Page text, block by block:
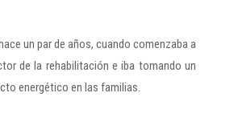
un par de años, cuando comenzaba a
de la rehabilitación e iba tomando un
energético en las familias.